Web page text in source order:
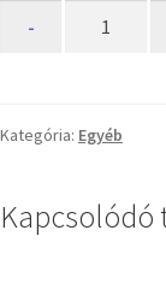
-
Kategória: Egyéb
Kapcsolódó